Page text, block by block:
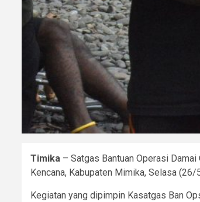
Timika – Satgas Bantuan Operasi
Kencana, Kabupaten Mimika, Selasa
Kegiatan yang dipimpin Kasatgas Ban